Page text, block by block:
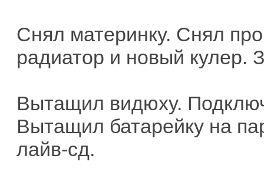
Снял материнку. Снял
радиатор и новый кулер.
Вытащил видюху.
Вытащил батарейку на
лайв-сд.